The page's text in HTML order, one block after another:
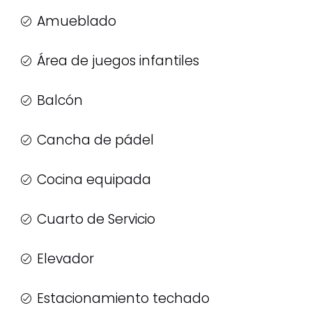
Amueblado
Área de juegos infantiles
Balcón
Cancha de pádel
Cocina equipada
Cuarto de Servicio
Elevador
Estacionamiento techado